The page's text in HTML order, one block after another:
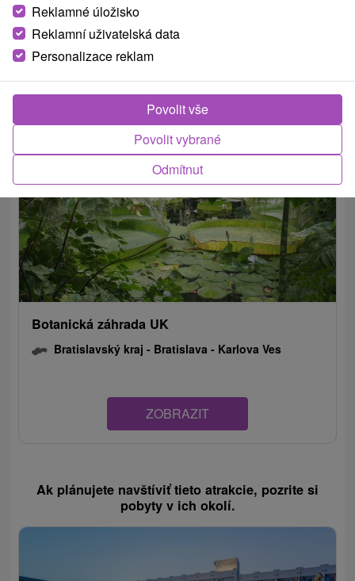
Detské centrá a mestečká
Obce a města
Bratislava - Karlova Ves(1)
Botanická záhrada UK
Bratislavský kraj - Bratislava - Karlova Ves
ZOBRAZIT
Ak plánujete navštíviť tieto atrakcie, pozrite si
pobyty v ich okolí.
Reklamné úložisko
Reklamní uživatelská data
Personalizace reklam
Odmítnut
Povolit vybrané
Povolit vše